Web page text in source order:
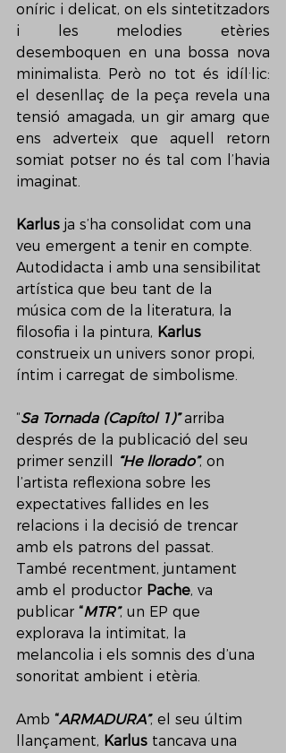
oníric i delicat, on els sintetitzadors
i les melodies etèries
desemboquen en una bossa nova
minimalista. Però no tot és idíl·lic:
el desenllaç de la peça revela una
tensió amagada, un gir amarg que
ens adverteix que aquell retorn
somiat potser no és tal com l’havia
imaginat.
Karlus ja s’ha consolidat com una
veu emergent a tenir en compte.
Autodidacta i amb una sensibilitat
artística que beu tant de la
música com de la literatura, la
filosofia i la pintura, Karlus
construeix un univers sonor propi,
íntim i carregat de simbolisme.
“Sa Tornada (Capítol 1)” arriba
després de la publicació del seu
primer senzill
“He llorado”, on
l’artista reflexiona sobre les
expectatives fallides en les
relacions i la decisió de trencar
amb els patrons del passat.
També recentment, juntament
amb el productor Pache, va
publicar “MTR”, un EP que
explorava la intimitat, la
melancolia i els somnis des d’una
sonoritat ambient i etèria.
Amb “ARMADURA”, el seu últim
llançament, Karlus tancava una